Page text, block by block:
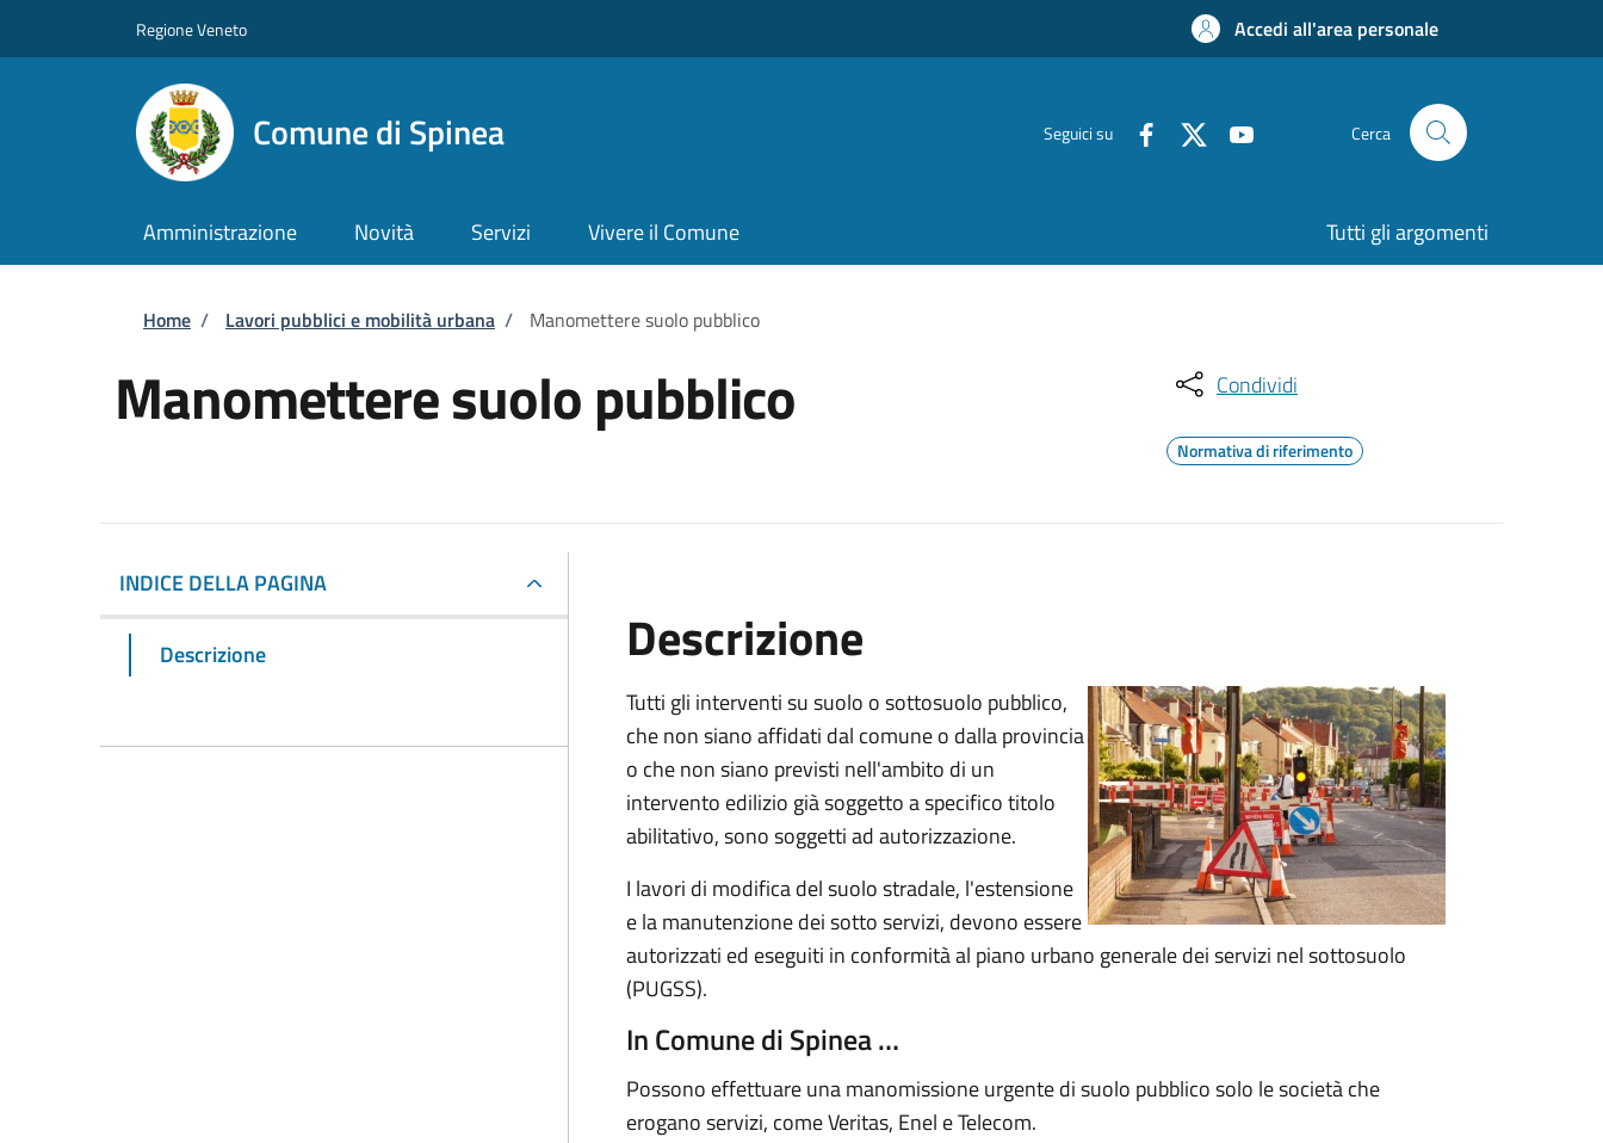
Regione Veneto Accedi all'area personale
Comune di Spinea Seguici su Cerca
Amministrazione Novità Servizi Vivere il Comune Tutti gli argomenti
Briciole di pane
Home / Lavori pubblici e mobilità urbana / Manomettere suolo pubblico
Manomettere suolo pubblico Condividi
Normativa di riferimento
INDICE DELLA PAGINA
Descrizione Descrizione
Tutti gli interventi su suolo o sottosuolo pubblico,
che non siano affidati dal comune o dalla provincia
o che non siano previsti nell'ambito di un
intervento edilizio già soggetto a specifico titolo
abilitativo, sono soggetti adautorizzazione.
I lavori di modifica del suolo stradale, l'estensione
e la manutenzione dei sotto servizi, devono essere
autorizzati ed eseguiti in conformità al piano urbano generale dei servizi nel sottosuolo
(PUGSS).
In Comune di Spinea …
Possono effettuare una manomissione urgente di suolo pubblico solo le società che
erogano servizi, come Veritas, Enel e Telecom.